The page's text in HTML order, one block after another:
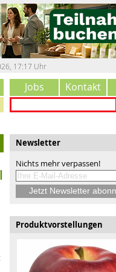
17:17 Uhr
Jobs Kontakt
Newsletter
Nichts mehr verpassen!
Produktvorstellungen